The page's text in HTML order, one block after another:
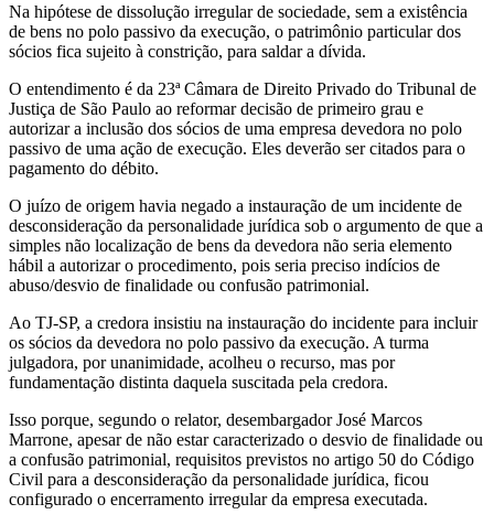
Na hipótese de dissolução irregular de sociedade, sem a existência
de bens no polo passivo da execução, o patrimônio particular dos
sócios fica sujeito à constrição, para saldar a dívida.
O entendimento é da 23ª Câmara de Direito Privado do Tribunal de
Justiça de São Paulo ao reformar decisão de primeiro grau e
autorizar a inclusão dos sócios de uma empresa devedora no polo
passivo de uma ação de execução. Eles deverão ser citados para o
pagamento do débito.
O juízo de origem havia negado a instauração de um incidente de
desconsideração da personalidade jurídica sob o argumento de que a
simples não localização de bens da devedora não seria elemento
hábil a autorizar o procedimento, pois seria preciso indícios de
abuso/desvio de finalidade ou confusão patrimonial.
Ao TJ-SP, a credora insistiu na instauração do incidente para incluir
os sócios da devedora no polo passivo da execução. A turma
julgadora, por unanimidade, acolheu o recurso, mas por
fundamentação distinta daquela suscitada pela credora.
Isso porque, segundo o relator, desembargador José Marcos
Marrone, apesar de não estar caracterizado o desvio de finalidade ou
a confusão patrimonial, requisitos previstos no artigo 50 do Código
Civil para a desconsideração da personalidade jurídica, ficou
configurado o encerramento irregular da empresa executada.